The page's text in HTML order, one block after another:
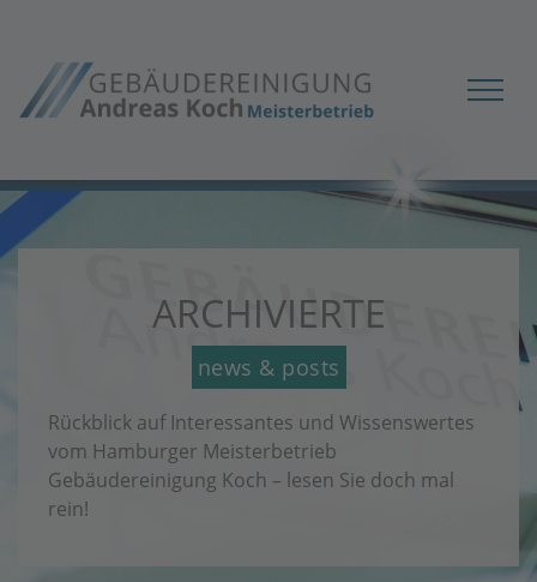
ARCHIVIERTE
news & posts
Rückblick auf Interessantes und Wissenswertes
vom Hamburger Meisterbetrieb
Gebäudereinigung Koch – lesen Sie doch mal
rein!